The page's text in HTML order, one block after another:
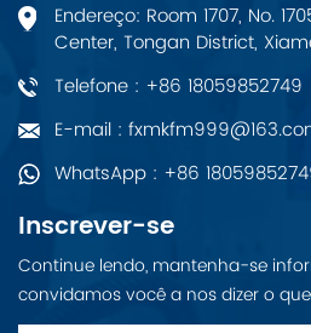
Endereço: Room 1707, No.
Center, Tongan District,
Telefone : +86 18059852749
E-mail :
WhatsApp : +86
Inscrever-se
Continue lendo, mantenha-se
convidamos você a nos dizer o